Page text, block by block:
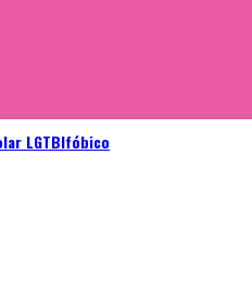
LGTBIfóbico